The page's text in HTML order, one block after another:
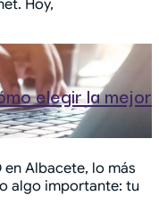
Hoy,
elegir la mejor
en Albacete, lo más
algo importante: tu